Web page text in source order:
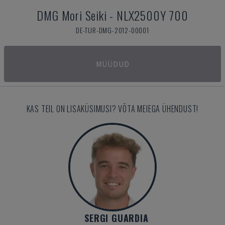
DMG Mori Seiki - NLX2500Y 700
DE-TUR-DMG-2012-00001
MÜÜDUD
KAS TEIL ON LISAKÜSIMUSI? VÕTA MEIEGA ÜHENDUST!
SERGI GUARDIA